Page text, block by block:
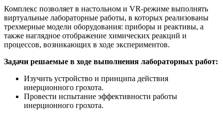
Комплекс позволяет в настольном и VR-режиме выполнять
виртуальные лабораторные работы, в которых реализованы
трехмерные модели оборудования: приборы и реактивы, а
также наглядное отображение химических реакций и
процессов, возникающих в ходе экспериментов.
Задачи решаемые в ходе выполнения лабораторных работ:
Изучить устройство и принципа действия
инерционного грохота.
Провести испытание эффективности работы
инерционного грохота.